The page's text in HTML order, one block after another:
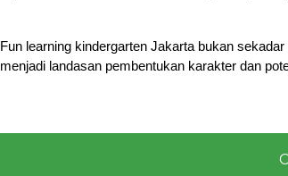
Fun learning kindergarten Jakarta bukan
menjadi landasan pembentukan karakter dan